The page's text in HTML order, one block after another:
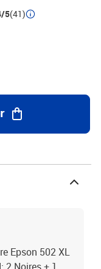
5(41)
Epson 502 XL